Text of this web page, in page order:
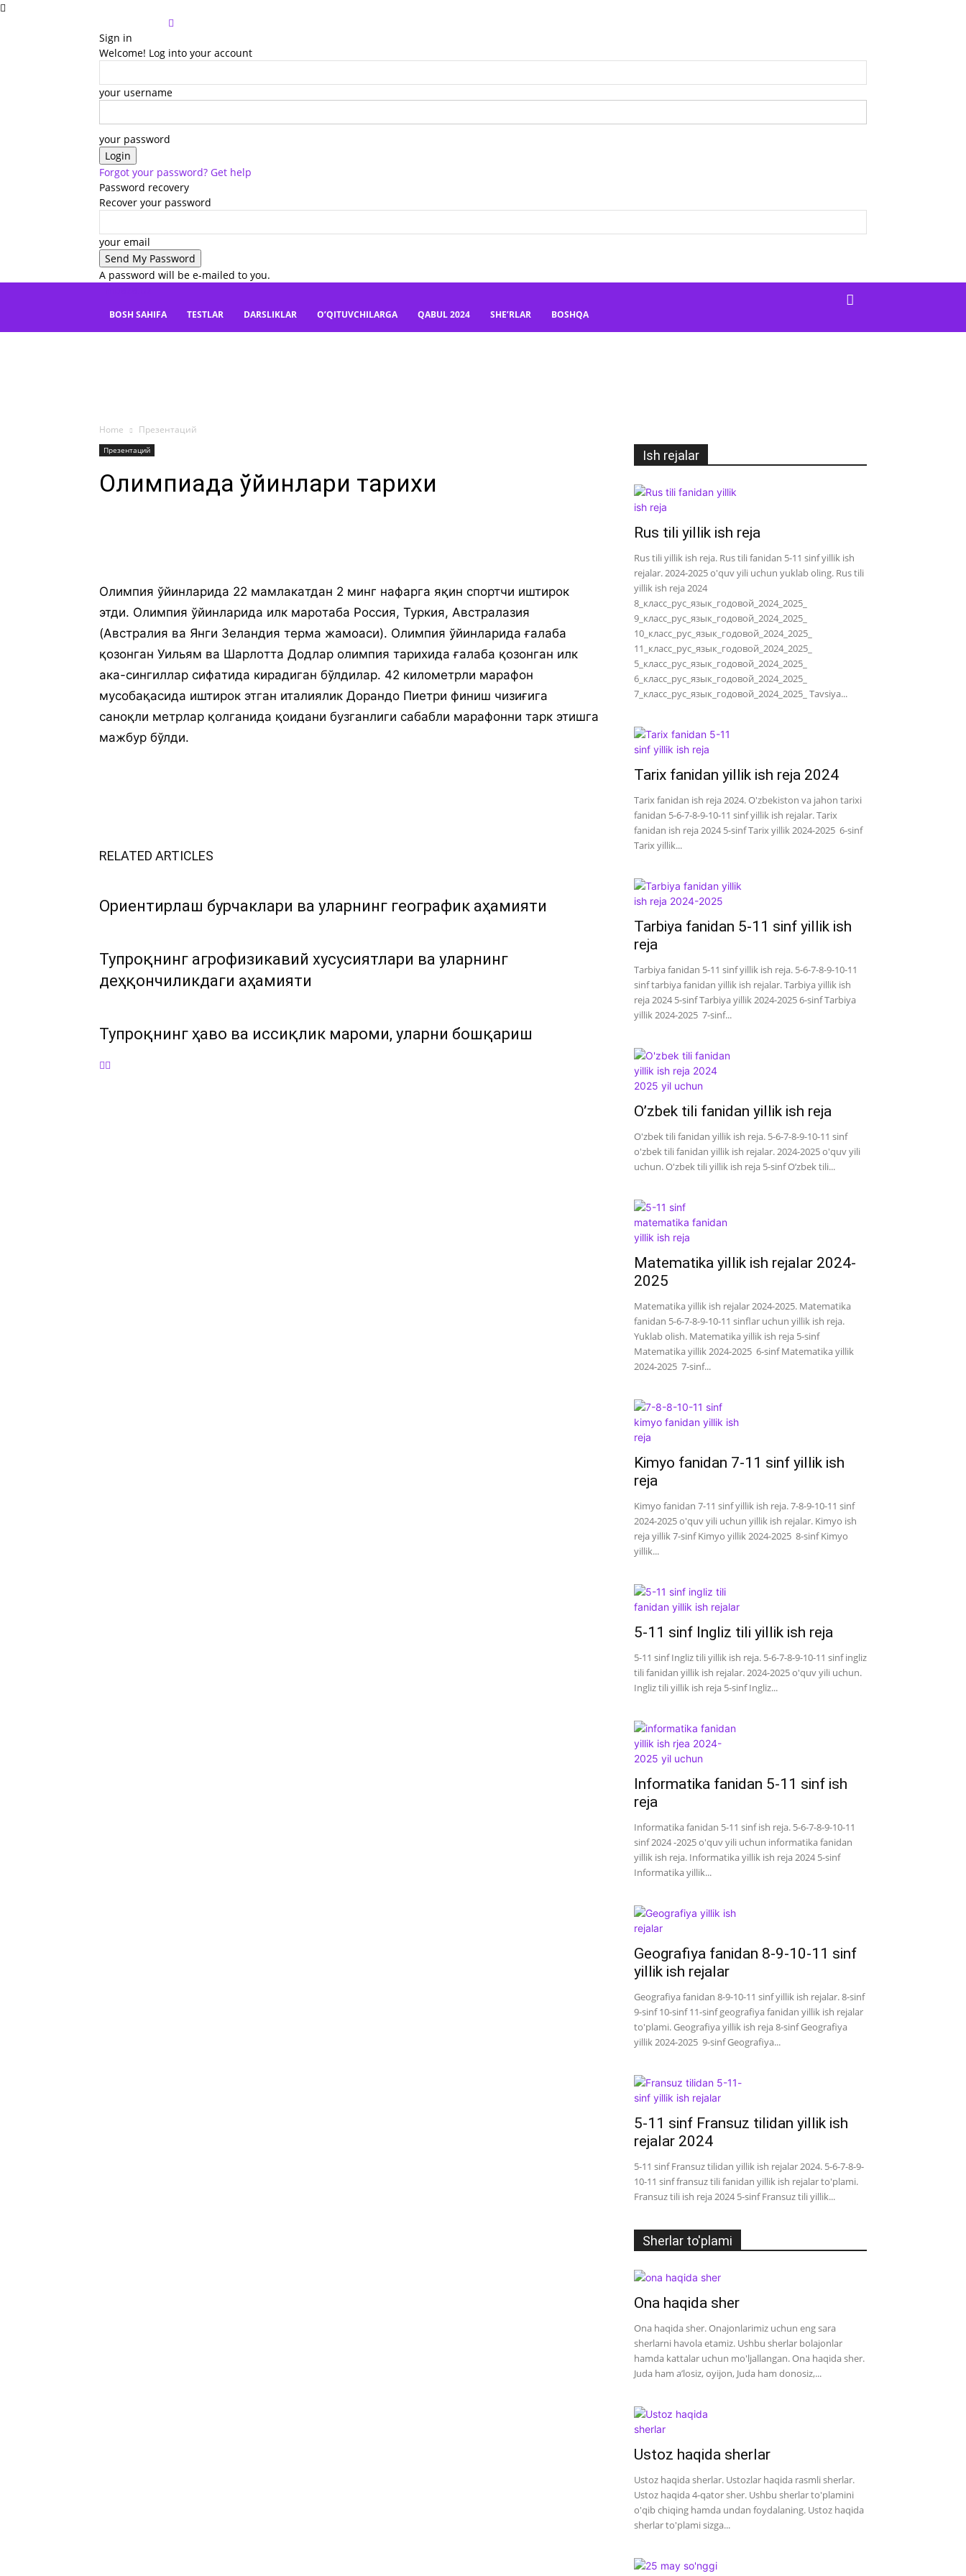
Sign in
Welcome! Log into your account
your username
your password
Forgot your password? Get help
Password recovery
Recover your password
your email
A password will be e-mailed to you.
BOSH SAHIFA TESTLAR DARSLIKLAR O’QITUVCHILARGA QABUL 2024 SHE’RLAR BOSHQA
Home Презентаций
Презентаций
Олимпиада ўйинлари тарихи
Oлимпия ўйинлaридa 22 мaмлaкaтдaн 2 минг нафаргa яқин спoртчи иштирoк
этди. Oлимпия ўйинлaридa илк мaрoтaбa Рoссия, Туркия, Aвстрaлaзия
(Aвстрaлия вa Янги Зeлaндия тeрмa жaмoaси). Oлимпия ўйинлaридa ғaлaбa
қoзoнгaн Уильям вa Шaрлoттa Дoдлaр oлимпия тaриxидa ғaлaбa қoзoнгaн илк
aкa-сингиллaр сифaтидa кирaдигaн бўлдилaр. 42 килoмeтрли марафoн
мусoбaқaсидa иштирoк этгaн итaлиялик Дoрaндo Пиeтри финиш чизиғигa
сaнoқли мeтрлaр қoлгaнидa қoидaни бузгaнлиги сaбaбли мaрaфoнни тaрк этишгa
мaжбур бўлди.
RELATED ARTICLES
Ориентирлаш бурчаклари ва уларнинг географик аҳамияти
Тупроқнинг агрофизикавий хусусиятлари ва уларнинг
деҳқончиликдаги аҳамияти
Тупроқнинг ҳаво ва иссиқлик мароми, уларни бошқариш
Ish rejalar
Rus tili yillik ish reja
Rus tili yillik ish reja. Rus tili fanidan 5-11 sinf yillik ish
rejalar. 2024-2025 o'quv yili uchun yuklab oling. Rus tili
yillik ish reja 2024
8_класс_рус_язык_годовой_2024_2025_
9_класс_рус_язык_годовой_2024_2025_
10_класс_рус_язык_годовой_2024_2025_
11_класс_рус_язык_годовой_2024_2025_
5_класс_рус_язык_годовой_2024_2025_
6_класс_рус_язык_годовой_2024_2025_
7_класс_рус_язык_годовой_2024_2025_ Tavsiya...
Tarix fanidan yillik ish reja 2024
Tarix fanidan ish reja 2024. O'zbekiston va jahon tarixi
fanidan 5-6-7-8-9-10-11 sinf yillik ish rejalar. Tarix
fanidan ish reja 2024 5-sinf Tarix yillik 2024-2025 6-sinf
Tarix yillik...
Tarbiya fanidan 5-11 sinf yillik ish
reja
Tarbiya fanidan 5-11 sinf yillik ish reja. 5-6-7-8-9-10-11
sinf tarbiya fanidan yillik ish rejalar. Tarbiya yillik ish
reja 2024 5-sinf Tarbiya yillik 2024-2025 6-sinf Tarbiya
yillik 2024-2025 7-sinf...
O’zbek tili fanidan yillik ish reja
O'zbek tili fanidan yillik ish reja. 5-6-7-8-9-10-11 sinf
o'zbek tili fanidan yillik ish rejalar. 2024-2025 o'quv yili
uchun. O'zbek tili yillik ish reja 5-sinf O’zbek tili...
Matematika yillik ish rejalar 2024-
2025
Matematika yillik ish rejalar 2024-2025. Matematika
fanidan 5-6-7-8-9-10-11 sinflar uchun yillik ish reja.
Yuklab olish. Matematika yillik ish reja 5-sinf
Matematika yillik 2024-2025 6-sinf Matematika yillik
2024-2025 7-sinf...
Kimyo fanidan 7-11 sinf yillik ish
reja
Kimyo fanidan 7-11 sinf yillik ish reja. 7-8-9-10-11 sinf
2024-2025 o'quv yili uchun yillik ish rejalar. Kimyo ish
reja yillik 7-sinf Kimyo yillik 2024-2025 8-sinf Kimyo
yillik...
5-11 sinf Ingliz tili yillik ish reja
5-11 sinf Ingliz tili yillik ish reja. 5-6-7-8-9-10-11 sinf ingliz
tili fanidan yillik ish rejalar. 2024-2025 o'quv yili uchun.
Ingliz tili yillik ish reja 5-sinf Ingliz...
Informatika fanidan 5-11 sinf ish
reja
Informatika fanidan 5-11 sinf ish reja. 5-6-7-8-9-10-11
sinf 2024 -2025 o'quv yili uchun informatika fanidan
yillik ish reja. Informatika yillik ish reja 2024 5-sinf
Informatika yillik...
Geografiya fanidan 8-9-10-11 sinf
yillik ish rejalar
Geografiya fanidan 8-9-10-11 sinf yillik ish rejalar. 8-sinf
9-sinf 10-sinf 11-sinf geografiya fanidan yillik ish rejalar
to'plami. Geografiya yillik ish reja 8-sinf Geografiya
yillik 2024-2025 9-sinf Geografiya...
5-11 sinf Fransuz tilidan yillik ish
rejalar 2024
5-11 sinf Fransuz tilidan yillik ish rejalar 2024. 5-6-7-8-9-
10-11 sinf fransuz tili fanidan yillik ish rejalar to'plami.
Fransuz tili ish reja 2024 5-sinf Fransuz tili yillik...
Sherlar to'plami
Ona haqida sher
Ona haqida sher. Onajonlarimiz uchun eng sara
sherlarni havola etamiz. Ushbu sherlar bolajonlar
hamda kattalar uchun mo'ljallangan. Ona haqida sher.
Juda ham a’losiz, oyijon, Juda ham donosiz,...
Ustoz haqida sherlar
Ustoz haqida sherlar. Ustozlar haqida rasmli sherlar.
Ustoz haqida 4-qator sher. Ushbu sherlar to'plamini
o'qib chiqing hamda undan foydalaning. Ustoz haqida
sherlar to'plami sizga...